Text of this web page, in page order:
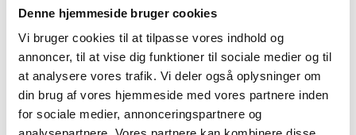
Denne hjemmeside bruger cookies
Vi bruger cookies til at tilpasse vores indhold og
annoncer, til at vise dig funktioner til sociale medier og til
at analysere vores trafik. Vi deler også oplysninger om
din brug af vores hjemmeside med vores partnere inden
for sociale medier, annonceringspartnere og
Traktementet bestilles og forudbetales ved reservation.
personer.
Minimum 24 timers annullering, da kokkene allerede her går
igang med bagværket.